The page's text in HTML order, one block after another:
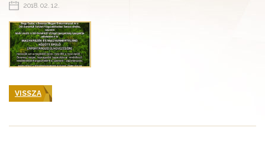
2018. 02. 12.
VISSZA